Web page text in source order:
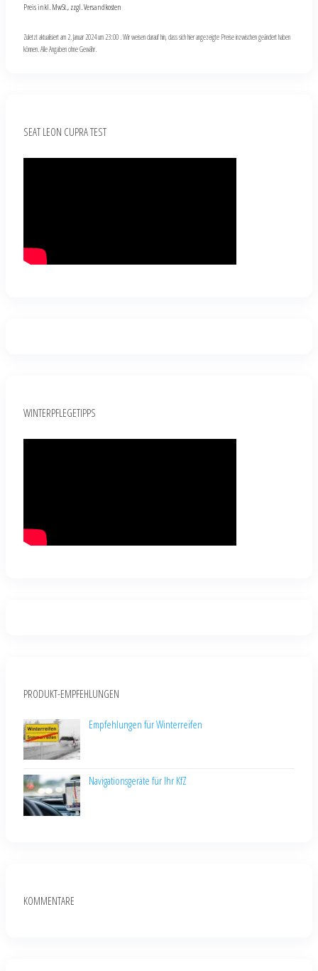
Preis inkl. MwSt., zzgl. Versandkosten
Zuletzt aktualisiert am 2. Januar 2024 um 23:00 . Wir weisen darauf hin, dass sich hier angezeigte Preise inzwischen geändert haben
können. Alle Angaben ohne Gewähr.
SEAT LEON CUPRA TEST
WINTERPFLEGETIPPS
PRODUKT-EMPFEHLUNGEN
Empfehlungen für Winterreifen
Navigationsgeräte für Ihr KfZ
KOMMENTARE